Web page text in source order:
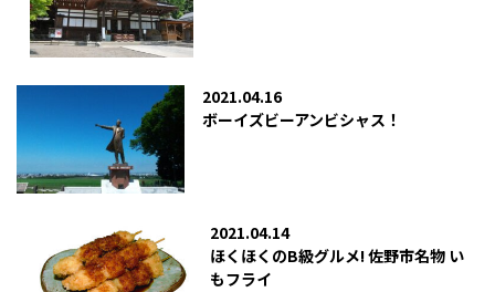
2021.04.16
ボーイズビーアンビシャス！
2021.04.14
ほくほくのB級グルメ! 佐野市名物 い
もフライ